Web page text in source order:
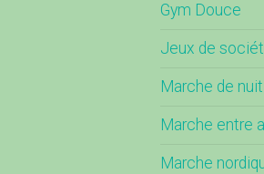
Gym Douce
Jeux de
Marche de nuit
Marche entre
Marche